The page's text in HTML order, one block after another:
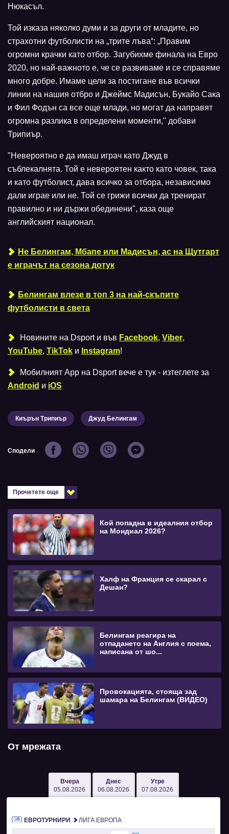
Нюкасъл.
Той изказа няколко думи и за други от младите, но
страхотни футболисти на „трите лъва“: „Правим
огромни крачки като отбор. Загубихме финала на Евро
2020, но най-важното е, че се развиваме и се справяме
много добре. Имаме цели за постигане във всички
линии на нашия отбро и Джеймс Мадисън, Букайо Сака
и Фил Фодън са все още млади, но могат да направят
огромна разлика в определени моменти," добави
Трипиър.
"Невероятно е да имаш играч като Джуд в
съблекалнята. Той е невероятен както като човек, така
и като футболист, дава всичко за отбора, независимо
дали играе или не. Той се грижи всички да тренират
правилно и ни държи обединени", каза още
английският национал.
Не Белингам, Мбапе или Мадисън, aс на Щутгарт
е играчът на сезона дотук
Белингам влезе в топ 3 на най-скъпите
футболисти в света
Новините на Dsport и във Facebook, Viber,
YouTube, TikTok и Instagram!
Мобилният Аpp на Dsport вече е тук - изтеглете за
Android и iOS
Киърън Трипиър Джуд Белингам
Сподели
Прочетете още
Кой попадна в идеалния отбор
на Мондиал 2026?
Халф на Франция се скарал с
Дешан?
Белингам реагира на
отпадането на Англия с поема,
написана от шо...
Провокацията, стояща зад
шамара на Белингам (ВИДЕО)
От мрежата
Вчера
05.08.2026
Днес
06.08.2026
Утре
07.08.2026
ЕВРОТУРНИРИ ЛИГА ЕВРОПА